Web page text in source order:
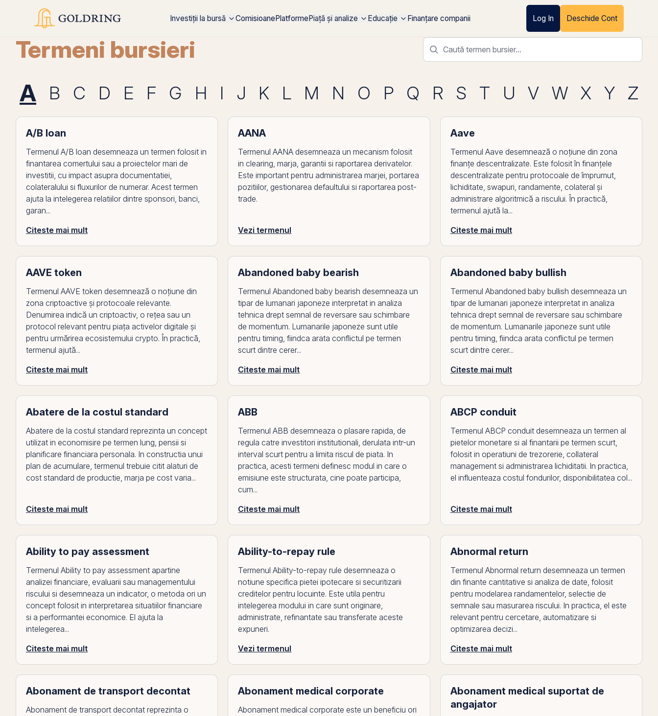
Investiții la bursă ComisioanePlatformePiață și analize Educație Finanțare companii Log In Deschide Cont
Termeni bursieri
A
B C D E F G H I J K L M N O P Q R S T U V W X Y Z
A/B loan
Termenul A/B loan desemneaza un termen folosit in
finantarea comertului sau a proiectelor mari de
investitii, cu impact asupra documentatiei,
colateralului si fluxurilor de numerar. Acest termen
ajuta la intelegerea relatiilor dintre sponsori, banci,
garan...
Citeste mai mult
AANA
Termenul AANA desemneaza un mecanism folosit
in clearing, marja, garantii si raportarea derivatelor.
Este important pentru administrarea marjei, portarea
pozitiilor, gestionarea defaultului si raportarea post-
trade.
Vezi termenul
Aave
Termenul Aave desemnează o noțiune din zona
finanțe descentralizate. Este folosit în finanțele
descentralizate pentru protocoale de împrumut,
lichiditate, swapuri, randamente, colateral și
administrare algoritmică a riscului. În practică,
termenul ajută la...
Citeste mai mult
AAVE token
Termenul AAVE token desemnează o noțiune din
zona criptoactive și protocoale relevante.
Denumirea indică un criptoactiv, o rețea sau un
protocol relevant pentru piața activelor digitale și
pentru urmărirea ecosistemului crypto. În practică,
termenul ajută...
Citeste mai mult
Abandoned baby bearish
Termenul Abandoned baby bearish desemneaza un
tipar de lumanari japoneze interpretat in analiza
tehnica drept semnal de reversare sau schimbare
de momentum. Lumanarile japoneze sunt utile
pentru timing, fiindca arata conflictul pe termen
scurt dintre cerer...
Citeste mai mult
Abandoned baby bullish
Termenul Abandoned baby bullish desemneaza un
tipar de lumanari japoneze interpretat in analiza
tehnica drept semnal de reversare sau schimbare
de momentum. Lumanarile japoneze sunt utile
pentru timing, fiindca arata conflictul pe termen
scurt dintre cerer...
Citeste mai mult
Abatere de la costul standard
Abatere de la costul standard reprezinta un concept
utilizat in economisire pe termen lung, pensii si
planificare financiara personala. In constructia unui
plan de acumulare, termenul trebuie citit alaturi de
cost standard de productie, marja pe cost varia...
Citeste mai mult
ABB
Termenul ABB desemneaza o plasare rapida, de
regula catre investitori institutionali, derulata intr-un
interval scurt pentru a limita riscul de piata. In
practica, acesti termeni definesc modul in care o
emisiune este structurata, cine poate participa,
cum...
Citeste mai mult
ABCP conduit
Termenul ABCP conduit desemneaza un termen al
pietelor monetare si al finantarii pe termen scurt,
folosit in operatiuni de trezorerie, collateral
management si administrarea lichiditatii. In practica,
el influenteaza costul fondurilor, disponibilitatea col...
Citeste mai mult
Ability to pay assessment
Termenul Ability to pay assessment apartine
analizei financiare, evaluarii sau managementului
riscului si desemneaza un indicator, o metoda ori un
concept folosit in interpretarea situatiilor financiare
si a performantei economice. El ajuta la
intelegerea...
Citeste mai mult
Ability-to-repay rule
Termenul Ability-to-repay rule desemneaza o
notiune specifica pietei ipotecare si securitizarii
creditelor pentru locuinte. Este utila pentru
intelegerea modului in care sunt originare,
administrate, refinantate sau transferate aceste
expuneri.
Vezi termenul
Abnormal return
Termenul Abnormal return desemneaza un termen
din finante cantitative si analiza de date, folosit
pentru modelarea randamentelor, selectie de
semnale sau masurarea riscului. In practica, el este
relevant pentru cercetare, automatizare si
optimizarea decizi...
Citeste mai mult
Abonament de transport decontat
Abonament de transport decontat reprezinta o
Abonament medical corporate
Abonament medical corporate este un beneficiu ori
Abonament medical suportat de
angajator